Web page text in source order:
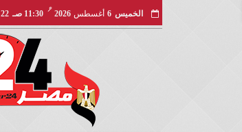
الخميس 6 أغسطس 2026
مـ
11:30 صـ 22